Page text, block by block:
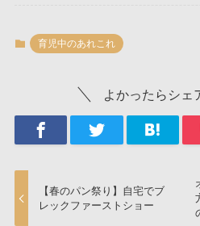
育児中のあれこれ
よかったらシェ
【春のパン祭り】自宅でブ
レックファーストショー